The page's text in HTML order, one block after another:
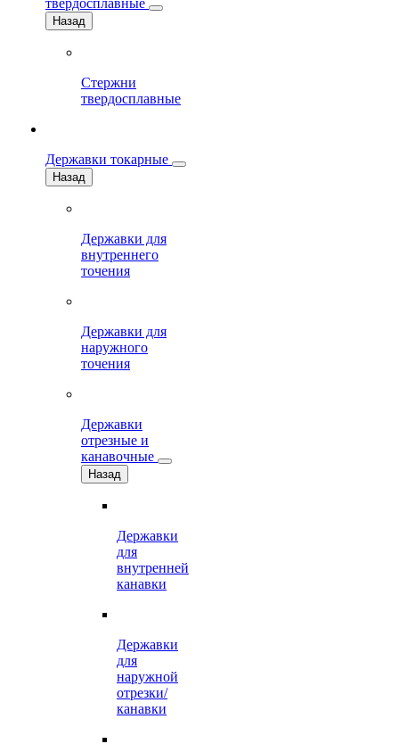
твердосплавные
Назад
Стержни
твердосплавные
Державки токарные
Назад
Державки для
внутреннего
точения
Державки для
наружного
точения
Державки
отрезные и
канавочные
Назад
Державки
для
внутренней
канавки
Державки
для
наружной
отрезки/
канавки